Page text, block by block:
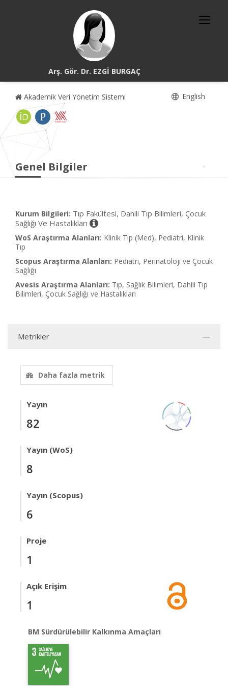
Arş. Gör. Dr. EZGİ BURGAÇ
Akademik Veri Yönetim Sistemi English
Genel Bilgiler
Kurum Bilgileri: Tıp Fakültesi, Dahili Tıp Bilimleri, Çocuk
Sağlığı Ve Hastalıkları
WoS Araştırma Alanları: Klinik Tıp (Med), Pediatri, Klinik
Tıp
Scopus Araştırma Alanları: Pediatri, Perinatoloji ve Çocuk
Sağlığı
Avesis Araştırma Alanları: Tıp, Sağlık Bilimleri, Dahili Tıp
Bilimleri, Çocuk Sağlığı ve Hastalıkları
Metrikler
Daha fazla metrik
Yayın
82
Yayın (WoS)
8
Yayın (Scopus)
6
Proje
1
Açık Erişim
1
BM Sürdürülebilir Kalkınma Amaçları